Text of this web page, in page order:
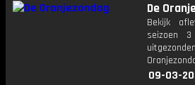
De
Bekijk
seizoen
09-03-